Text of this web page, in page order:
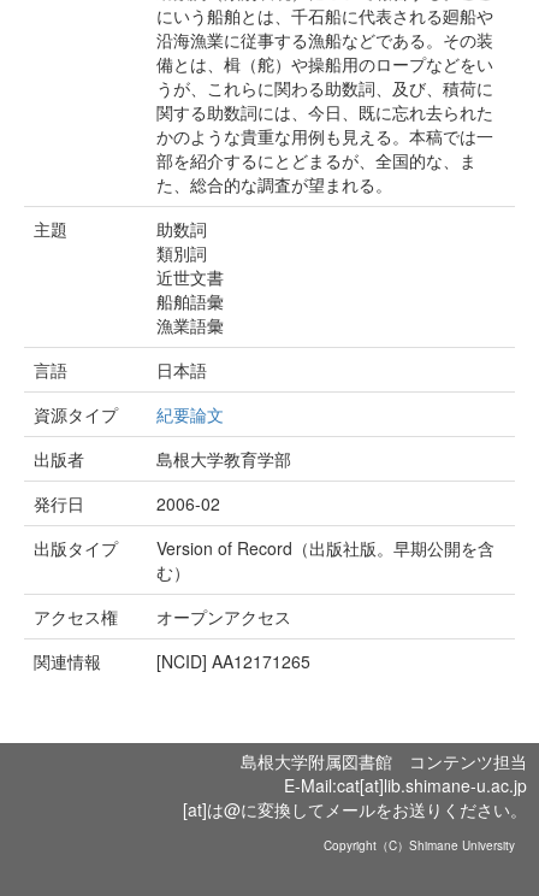
にいう船舶とは、千石船に代表される廻船や
沿海漁業に従事する漁船などである。その装
備とは、楫（舵）や操船用のロープなどをい
うが、これらに関わる助数詞、及び、積荷に
関する助数詞には、今日、既に忘れ去られた
かのような貴重な用例も見える。本稿では一
部を紹介するにとどまるが、全国的な、ま
た、総合的な調査が望まれる。
主題
助数詞
類別詞
近世文書
船舶語彙
漁業語彙
言語
日本語
資源タイプ
紀要論文
出版者
島根大学教育学部
発行日
2006-02
出版タイプ
Version of Record（出版社版。早期公開を含
む）
アクセス権
オープンアクセス
関連情報
[NCID] AA12171265
島根大学附属図書館 コンテンツ担当
E-Mail:cat[at]lib.shimane-u.ac.jp
[at]は@に変換してメールをお送りください。
Copyright（C）Shimane University